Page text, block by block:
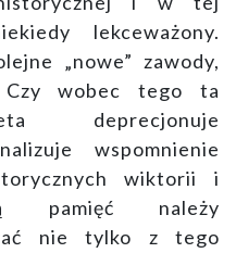
lekceważony.
„nowe” zawody,
wobec tego ta
deprecjonuje
wspomnienie
wiktorii i
pamięć należy
nie tylko z tego